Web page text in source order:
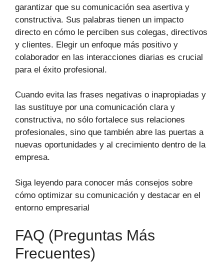
garantizar que su comunicación sea asertiva y
constructiva. Sus palabras tienen un impacto
directo en cómo le perciben sus colegas, directivos
y clientes. Elegir un enfoque más positivo y
colaborador en las interacciones diarias es crucial
para el éxito profesional.
Cuando evita las frases negativas o inapropiadas y
las sustituye por una comunicación clara y
constructiva, no sólo fortalece sus relaciones
profesionales, sino que también abre las puertas a
nuevas oportunidades y al crecimiento dentro de la
empresa.
Siga leyendo para conocer más consejos sobre
cómo optimizar su comunicación y destacar en el
entorno empresarial
FAQ (Preguntas Más
Frecuentes)